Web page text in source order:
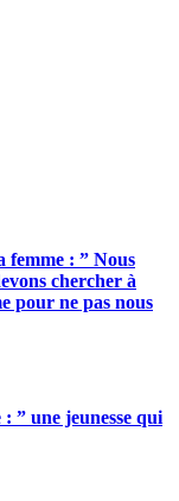
femme : ” Nous
chercher à
pour ne pas nous
” une jeunesse qui